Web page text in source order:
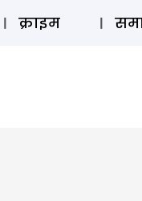
ऑडियो स्टोरी
क्राइम